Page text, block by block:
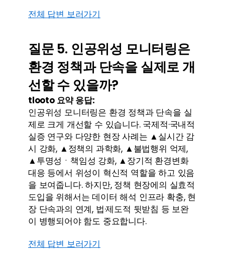
전체 답변 보러가기
질문 5. 인공위성 모니터링은
환경 정책과 단속을 실제로 개
선할 수 있을까?
tlooto 요약 응답:
인공위성 모니터링은 환경 정책과 단속을 실
제로 크게 개선할 수 있습니다. 국제적·국내적
실증 연구와 다양한 현장 사례는 ▲실시간 감
시 강화, ▲정책의 과학화, ▲불법행위 억제,
▲투명성ㆍ책임성 강화, ▲장기적 환경변화
대응 등에서 위성이 혁신적 역할을 하고 있음
을 보여줍니다. 하지만, 정책 현장에의 실효적
도입을 위해서는 데이터 해석 인프라 확충, 현
장 단속과의 연계, 법·제도적 뒷받침 등 보완
이 병행되어야 함도 중요합니다.
전체 답변 보러가기